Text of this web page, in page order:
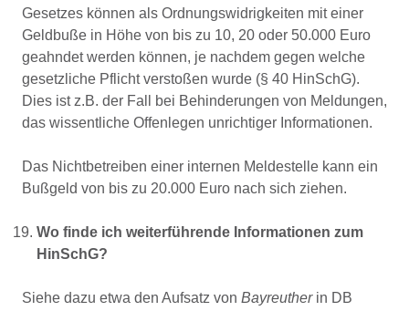
Gesetzes können als Ordnungswidrigkeiten mit einer
Geldbuße in Höhe von bis zu 10, 20 oder 50.000 Euro
geahndet werden können, je nachdem gegen welche
gesetzliche Pflicht verstoßen wurde (§ 40 HinSchG).
Dies ist z.B. der Fall bei Behinderungen von Meldungen,
das wissentliche Offenlegen unrichtiger Informationen.
Das Nichtbetreiben einer internen Meldestelle kann ein
Bußgeld von bis zu 20.000 Euro nach sich ziehen.
Wo finde ich weiterführende Informationen zum
HinSchG?
Siehe dazu etwa den Aufsatz von Bayreutherin DB